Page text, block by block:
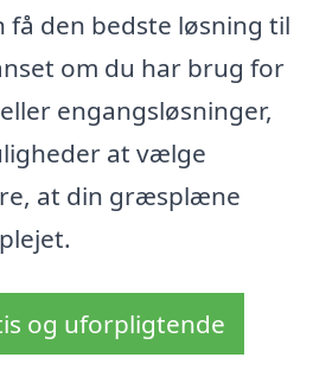
få den bedste løsning til
om du har brug for
engangsløsninger,
at vælge
at din græsplæne
og uforpligtende